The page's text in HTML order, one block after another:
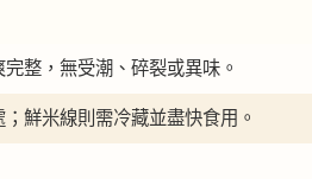
整，無受潮、碎裂或異味。
鮮米線則需冷藏並盡快食用。